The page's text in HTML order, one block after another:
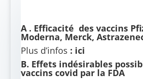
A . Efficacité des vaccins
Moderna, Merck,
Plus d’infos : ici
B. Effets indésirables
vaccins covid par la FDA